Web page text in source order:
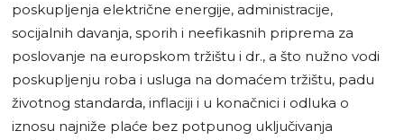
poskupljenja električne energije, administracije,
socijalnih davanja, sporih i neefikasnih priprema za
poslovanje na europskom tržištu i dr., a što nužno vodi
poskupljenju roba i usluga na domaćem tržištu, padu
životnog standarda, inflaciji i u konačnici i odluka o
iznosu najniže plaće bez potpunog uključivanja